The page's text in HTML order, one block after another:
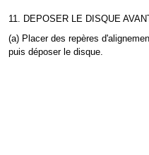
11. DEPOSER LE DISQUE
(a) Placer des repères
puis déposer le disque.